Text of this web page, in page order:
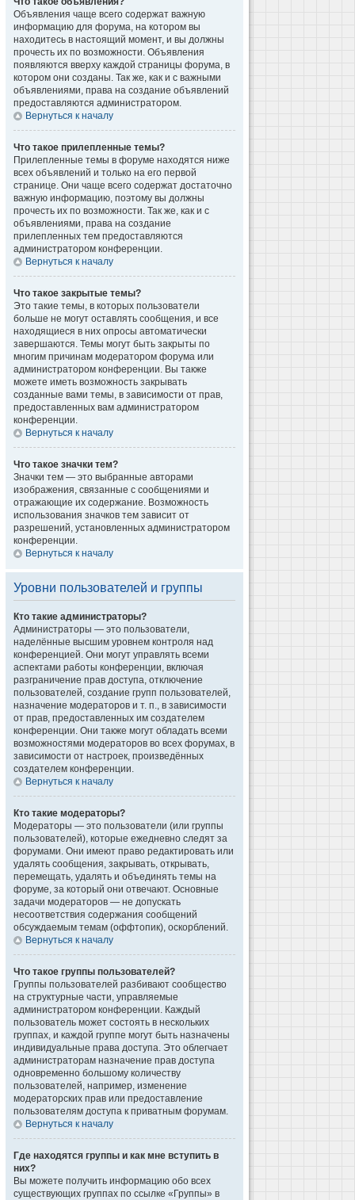
Объявления чаще всего содержат важную
информацию для форума, на котором вы
находитесь в настоящий момент, и вы должны
прочесть их по возможности. Объявления
появляются вверху каждой страницы форума, в
котором они созданы. Так же, как и с важными
объявлениями, права на создание объявлений
предоставляются администратором.
Вернуться к началу
Что такое прилепленные темы?
Прилепленные темы в форуме находятся ниже
всех объявлений и только на его первой
странице. Они чаще всего содержат достаточно
важную информацию, поэтому вы должны
прочесть их по возможности. Так же, как и с
объявлениями, права на создание
прилепленных тем предоставляются
администратором конференции.
Вернуться к началу
Что такое закрытые темы?
Это такие темы, в которых пользователи
больше не могут оставлять сообщения, и все
находящиеся в них опросы автоматически
завершаются. Темы могут быть закрыты по
многим причинам модератором форума или
администратором конференции. Вы также
можете иметь возможность закрывать
созданные вами темы, в зависимости от прав,
предоставленных вам администратором
конференции.
Вернуться к началу
Что такое значки тем?
Значки тем — это выбранные авторами
изображения, связанные с сообщениями и
отражающие их содержание. Возможность
использования значков тем зависит от
разрешений, установленных администратором
конференции.
Вернуться к началу
Уровни пользователей и группы
Кто такие администраторы?
Администраторы — это пользователи,
наделённые высшим уровнем контроля над
конференцией. Они могут управлять всеми
аспектами работы конференции, включая
разграничение прав доступа, отключение
пользователей, создание групп пользователей,
назначение модераторов и т. п., в зависимости
от прав, предоставленных им создателем
конференции. Они также могут обладать всеми
возможностями модераторов во всех форумах, в
зависимости от настроек, произведённых
создателем конференции.
Вернуться к началу
Кто такие модераторы?
Модераторы — это пользователи (или группы
пользователей), которые ежедневно следят за
форумами. Они имеют право редактировать или
удалять сообщения, закрывать, открывать,
перемещать, удалять и объединять темы на
форуме, за который они отвечают. Основные
задачи модераторов — не допускать
несоответствия содержания сообщений
обсуждаемым темам (оффтопик), оскорблений.
Вернуться к началу
Что такое группы пользователей?
Группы пользователей разбивают сообщество
на структурные части, управляемые
администратором конференции. Каждый
пользователь может состоять в нескольких
группах, и каждой группе могут быть назначены
индивидуальные права доступа. Это облегчает
администраторам назначение прав доступа
одновременно большому количеству
пользователей, например, изменение
модераторских прав или предоставление
пользователям доступа к приватным форумам.
Вернуться к началу
Где находятся группы и как мне вступить в
них?
Вы можете получить информацию обо всех
существующих группах по ссылке «Группы» в